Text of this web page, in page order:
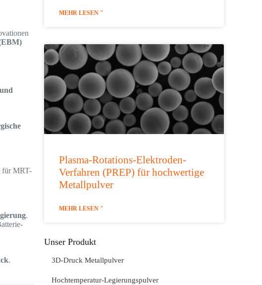
für MRT-
.
.
MEHR LESEN "
Plasma-Rotations-Elektroden-
Verfahren (PREP) für hochwertige
Metallpulver
MEHR LESEN "
Unser Produkt
3D-Druck Metallpulver
Hochtemperatur-Legierungspulver